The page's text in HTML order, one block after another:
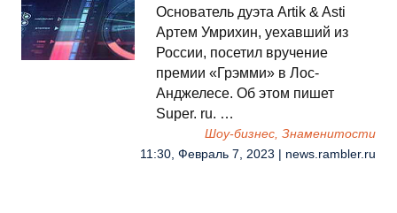
Основатель дуэта Artik & Asti
Артем Умрихин, уехавший из
России, посетил вручение
премии «Грэмми» в Лос-
Анджелесе. Об этом пишет
Super. ru. …
Шоу-бизнес, Знаменитости
11:30, Февраль 7, 2023 | news.rambler.ru